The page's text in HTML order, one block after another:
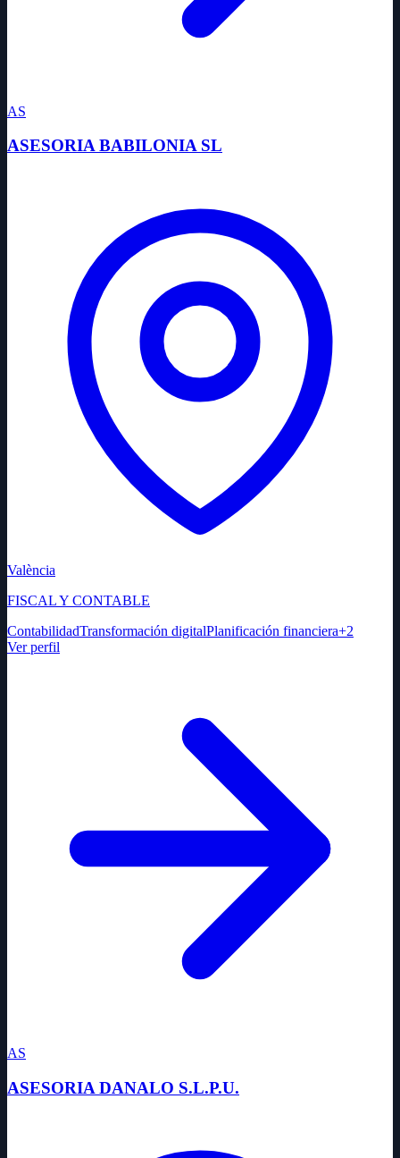
AS
ASESORIA BABILONIA SL
València
FISCAL Y CONTABLE
ContabilidadTransformación digitalPlanificación financiera+2
Ver perfil
AS
ASESORIA DANALO S.L.P.U.